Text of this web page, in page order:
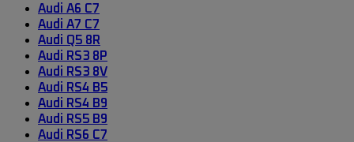
Audi A6 C7
Audi A7 C7
Audi Q5 8R
Audi RS3 8P
Audi RS3 8V
Audi RS4 B5
Audi RS4 B9
Audi RS5 B9
Audi RS6 C7